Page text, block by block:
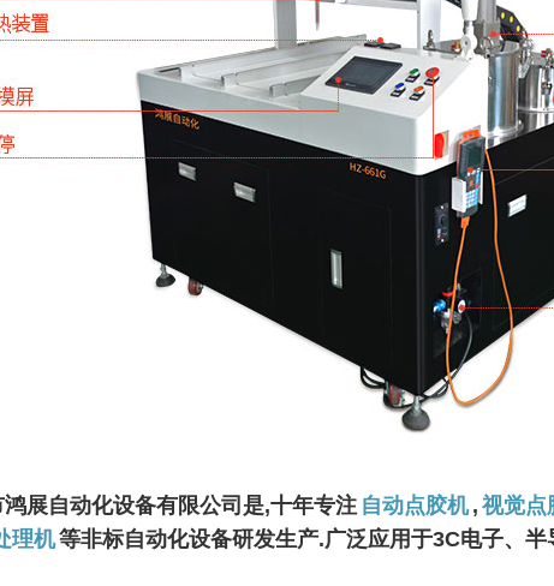
展自动化设备有限公司是,十年专注 自动点胶机 , 视觉点
理机等非标自动化设备研发生产.广泛应用于3C电子、